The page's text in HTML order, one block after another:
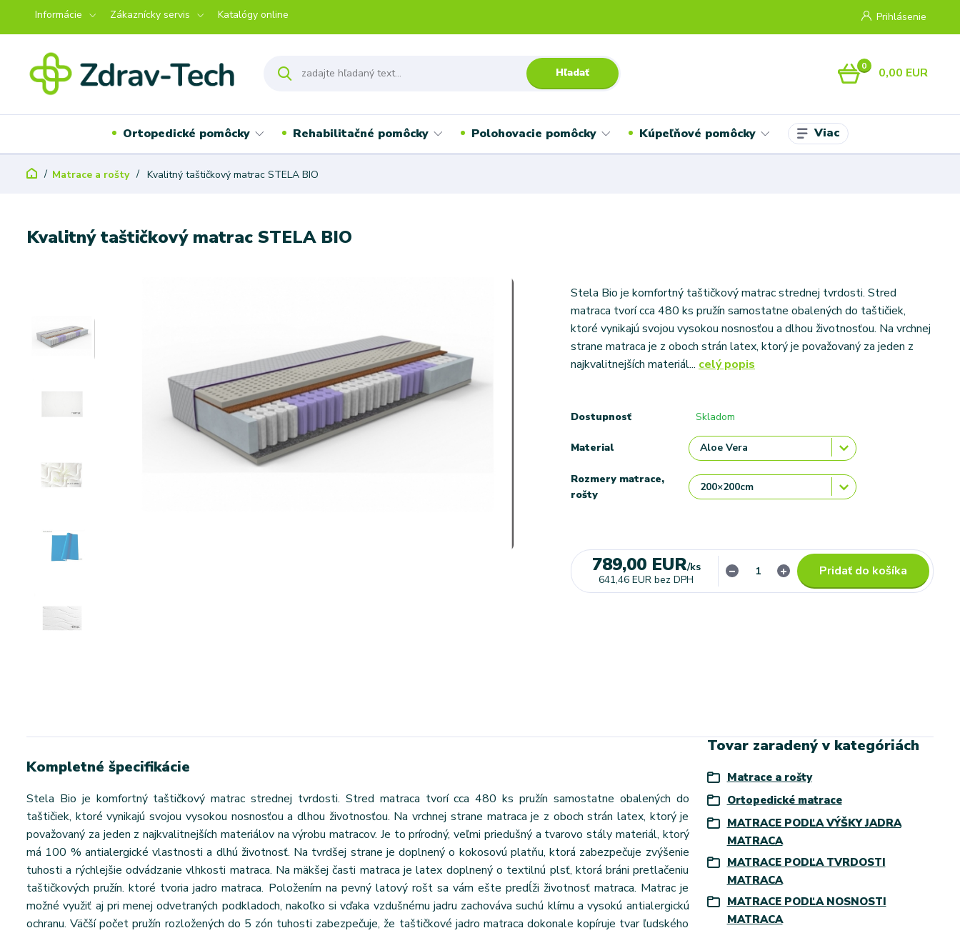
Informácie Zákaznícky servis Katalógy online Prihlásenie
Hľadať 0 0,00 EUR
Ortopedické pomôcky Rehabilitačné pomôcky Polohovacie pomôcky Kúpeľňové pomôcky Viac
Matrace a rošty Kvalitný taštičkový matrac STELA BIO
Kvalitný taštičkový matrac STELA BIO
Stela Bio je komfortný taštičkový matrac strednej tvrdosti. Stred
matraca tvorí cca 480 ks pružín samostatne obalených do taštičiek,
ktoré vynikajú svojou vysokou nosnosťou a dlhou životnosťou. Na vrchnej
strane matraca je z oboch strán latex, ktorý je považovaný za jeden z
najkvalitnejších materiál... celý popis
Dostupnosť Skladom
Material
Rozmery matrace,
rošty
789,00 EUR/ks
641,46 EUR bez DPH
Pridať do košíka
Kompletné špecifikácie
Stela Bio je komfortný taštičkový matrac strednej tvrdosti. Stred matraca tvorí cca 480 ks pružín samostatne obalených do
taštičiek, ktoré vynikajú svojou vysokou nosnosťou a dlhou životnosťou. Na vrchnej strane matraca je z oboch strán latex, ktorý je
považovaný za jeden z najkvalitnejších materiálov na výrobu matracov. Je to prírodný, veľmi priedušný a tvarovo stály materiál, ktorý
má 100 % antialergické vlastnosti a dlhú životnosť. Na tvrdšej strane je doplnený o kokosovú platňu, ktorá zabezpečuje zvýšenie
tuhosti a rýchlejšie odvádzanie vlhkosti matraca. Na mäkšej časti matraca je latex doplnený o textilnú plsť, ktorá bráni pretlačeniu
taštičkových pružín. ktoré tvoria jadro matraca. Položením na pevný latový rošt sa vám ešte predĺži životnosť matraca. Matrac je
možné využiť aj pri menej odvetraných podkladoch, nakoľko si vďaka vzdušnému jadru zachováva suchú klímu a vysokú antialergickú
ochranu. Väčší počet pružín rozložených do 5 zón tuhosti zabezpečuje, že taštičkové jadro matraca dokonale kopíruje tvar ľudského
Tovar zaradený v kategóriách
Matrace a rošty
Ortopedické matrace
MATRACE PODĽA VÝŠKY JADRA
MATRACA
MATRACE PODĽA TVRDOSTI
MATRACA
MATRACE PODĽA NOSNOSTI
MATRACA